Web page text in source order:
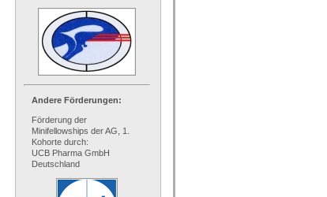
Andere Förderungen:
Förderung der
Minifellowships der AG, 1.
Kohorte durch:
UCB Pharma GmbH
Deutschland